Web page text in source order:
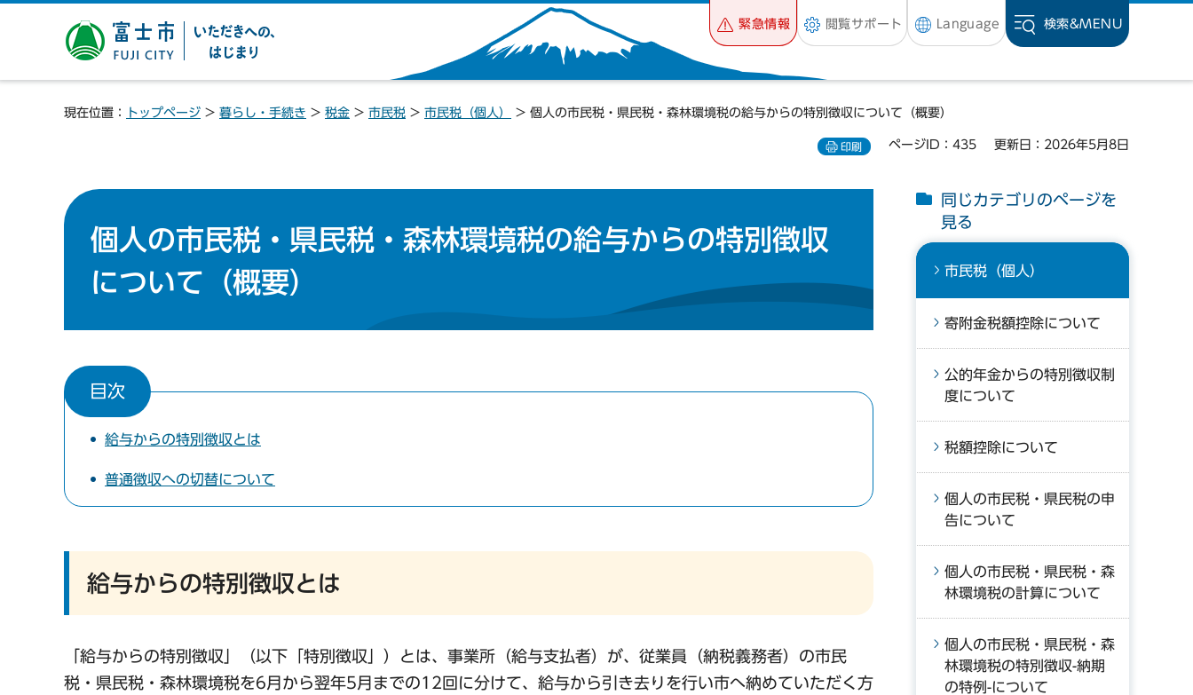
富士市 いただきへの、は
じまり
緊急情報 閲覧サポート Language 検索&MENU
現在位置： トップページ > 暮らし・手続き > 税金 > 市民税 > 市民税（個人） > 個人の市民税・県民税・森林環境税の給与からの特別徴収について（概要）
印刷 ページID：435 更新日：2026年5月8日
個人の市民税・県民税・森林環境税の給与からの特別徴収
について（概要）
目次
給与からの特別徴収とは
普通徴収への切替について
給与からの特別徴収とは
「給与からの特別徴収」（以下「特別徴収」）とは、事業所（給与支払者）が、従業員（納税義務者）の市民
税・県民税・森林環境税を6月から翌年5月までの12回に分けて、給与から引き去りを行い市へ納めていただく方
同じカテゴリのページを
見る
市民税（個人）
寄附金税額控除について
公的年金からの特別徴収制
度について
税額控除について
個人の市民税・県民税の申
告について
個人の市民税・県民税・森
林環境税の計算について
個人の市民税・県民税・森
林環境税の特別徴収-納期
の特例-について